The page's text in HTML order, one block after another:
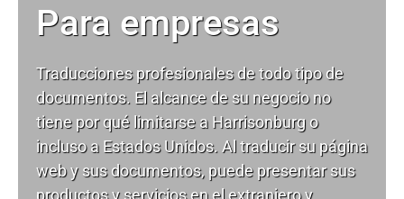
Para empresas
Traducciones profesionales de todo tipo de
documentos. El alcance de su negocio no
tiene por qué limitarse a Harrisonburg o
incluso a Estados Unidos. Al traducir su página
web y sus documentos, puede presentar sus
productos y servicios en el extranjero y